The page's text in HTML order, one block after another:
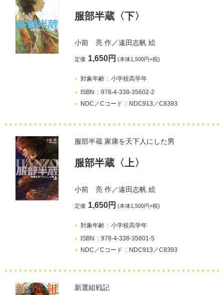
服部半蔵〈下〉
小前 亮作／遠田志帆絵
定価 1,650円 (本体1,500円+税)
対象年齢
小学校高学年
ISBN
978-4-338-35602-2
NDC／Cコード
NDC913／C8393
服部半蔵 家康を天下人にした男
服部半蔵〈上〉
小前 亮作／遠田志帆絵
定価 1,650円 (本体1,500円+税)
対象年齢
小学校高学年
ISBN
978-4-338-35601-5
NDC／Cコード
NDC913／C8393
新選組戦記